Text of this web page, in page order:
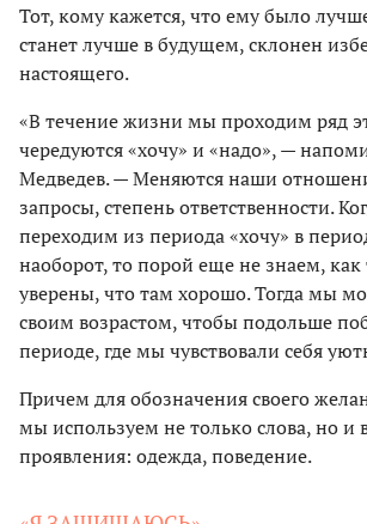
Тот, кому кажется, что ему было
станет лучше в будущем, склонен
настоящего.
«В течение жизни мы проходим ряд
чередуются «хочу» и «надо», —
Медведев. — Меняются наши
запросы, степень ответственности.
переходим из периода «хочу» в
наоборот, то порой еще не знаем,
уверены, что там хорошо. Тогда мы
своим возрастом, чтобы подольше
периоде, где мы чувствовали себя
Причем для обозначения своего
мы используем не только слова, но и
проявления: одежда, поведение.